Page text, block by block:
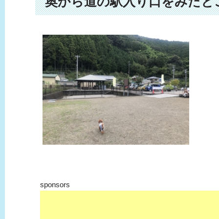
sponsors